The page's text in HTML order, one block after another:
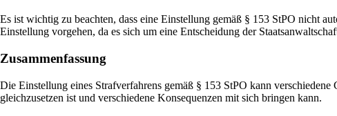
Es ist wichtig zu beachten, dass eine Einstellung gemäß § 153 StPO nicht
Einstellung vorgehen, da es sich um eine Entscheidung der
Zusammenfassung
Die Einstellung eines Strafverfahrens gemäß § 153 StPO kann
gleichzusetzen ist und verschiedene Konsequenzen mit sich bringen kann.